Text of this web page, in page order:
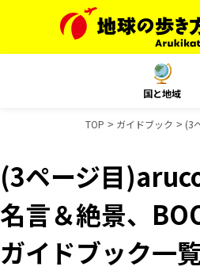
国と地域
TOP ガイドブック (3
(3ページ目
名言＆絶景、
ガイドブック一